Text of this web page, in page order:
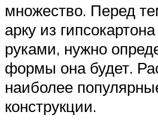
множество. Перед
арку из
руками, нужно
формы она будет.
наиболее
конструкции.